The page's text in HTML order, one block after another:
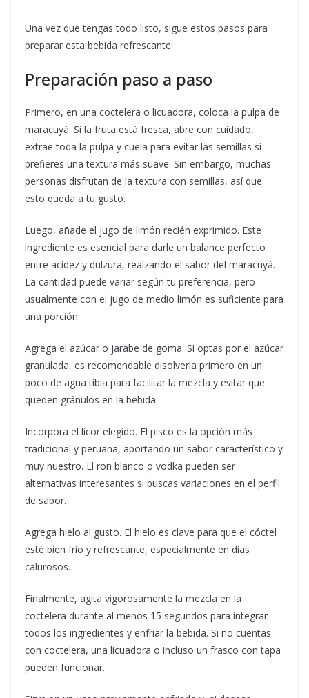
Una vez que tengas todo listo, sigue estos pasos para
preparar esta bebida refrescante:
Preparación paso a paso
Primero, en una coctelera o licuadora, coloca la pulpa de
maracuyá. Si la fruta está fresca, abre con cuidado,
extrae toda la pulpa y cuela para evitar las semillas si
prefieres una textura más suave. Sin embargo, muchas
personas disfrutan de la textura con semillas, así que
esto queda a tu gusto.
Luego, añade el jugo de limón recién exprimido. Este
ingrediente es esencial para darle un balance perfecto
entre acidez y dulzura, realzando el sabor del maracuyá.
La cantidad puede variar según tu preferencia, pero
usualmente con el jugo de medio limón es suficiente para
una porción.
Agrega el azúcar o jarabe de goma. Si optas por el azúcar
granulada, es recomendable disolverla primero en un
poco de agua tibia para facilitar la mezcla y evitar que
queden gránulos en la bebida.
Incorpora el licor elegido. El pisco es la opción más
tradicional y peruana, aportando un sabor característico y
muy nuestro. El ron blanco o vodka pueden ser
alternativas interesantes si buscas variaciones en el perfil
de sabor.
Agrega hielo al gusto. El hielo es clave para que el cóctel
esté bien frío y refrescante, especialmente en días
calurosos.
Finalmente, agita vigorosamente la mezcla en la
coctelera durante al menos 15 segundos para integrar
todos los ingredientes y enfriar la bebida. Si no cuentas
con coctelera, una licuadora o incluso un frasco con tapa
pueden funcionar.